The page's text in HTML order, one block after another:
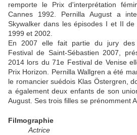
remporte le Prix d'interprétation
Cannes 1992. Pernilla August a
Skywalker dans les épisodes I et II
1999 et 2002.
En 2007 elle fait partie du jury des
Festival de Saint-Sébastien 2007,
2014 lors du 71e Festival de Venise
Prix Horizon. Pernilla Wallgren a été
le romancier suédois Klas Östergren,
a également deux enfants de son
August. Ses trois filles se prénomment
Filmographie
Actrice